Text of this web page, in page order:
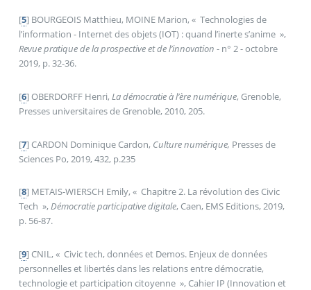
[5] BOURGEOIS Matthieu, MOINE Marion, « Technologies de
l’information - Internet des objets (IOT) : quand l’inerte s’anime »,
Revue pratique de la prospective et de l’innovation - n° 2 - octobre
2019, p. 32-36.
[6]OBERDORFF Henri, La démocratie à l’ère numérique, Grenoble,
Presses universitaires de Grenoble, 2010, 205.
[7] CARDON Dominique Cardon, Culture numérique, Presses de
Sciences Po, 2019, 432, p.235
[8] METAIS-WIERSCH Emily, « Chapitre 2. La révolution des Civic
Tech », Démocratie participative digitale, Caen, EMS Editions, 2019,
p. 56‑87.
[9] CNIL, « Civic tech, données et Demos. Enjeux de données
personnelles et libertés dans les relations entre démocratie,
technologie et participation citoyenne », Cahier IP (Innovation et